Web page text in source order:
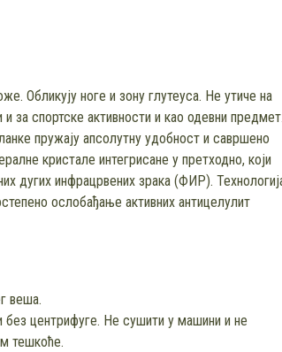
Обликују ноге и зону глутеуса. Не утиче на
за спортске активности и као одевни
пружају апсолутну удобност и савршено
кристале интегрисане у претходно, који
дугих инфрацрвених зрака (ФИР).
ослобађање активних антицелулит
веша.
центрифуге. Не сушити у машини и не
тешкоће.